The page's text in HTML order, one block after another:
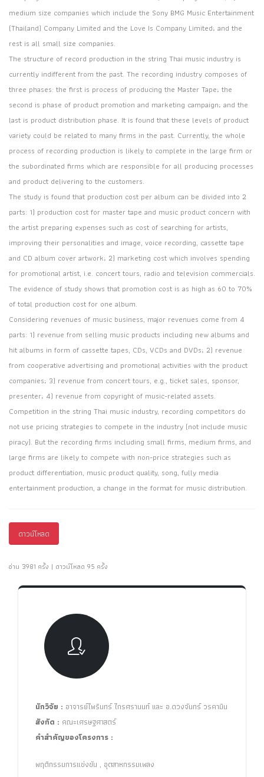
medium size companies which include the Sony BMG Music Entertainment
(Thailand) Company Limited and the Love Is Company Limited; and the
rest is all small size companies.
The structure of record production in the string Thai music industry is
currently indifferent from the past. The recording industry composes of
three phases: the first is process of producing the Master Tape; the
second is phase of product promotion and marketing campaign; and the
last is product distribution phase. It is found that these levels of product
variety could be related to many firms in the past. Currently, the whole
process of recording production is likely to complete in the large firm or
the subordinated firms which are responsible for all producing processes
and product delivering to the customers.
The study is found that production cost per album can be divided into 2
parts: 1) production cost for master tape and music product concern with
the artist preparing expenses such as cost of searching for artists,
improving their personalities and image, voice recording, cassette tape
and CD album cover artwork; 2) marketing cost which involves spending
for promotional artist, i.e. concert tours, radio and television commercials.
The evidence of study shows that promotion cost is as high as 60 to 70%
of total production cost for one album.
Considering revenues of music business, major revenues come from 4
parts: 1) revenue from selling music products including new albums and
hit albums in form of cassette tapes, CDs, VCDs and DVDs; 2) revenue
from cooperative advertising and promotional activities with the product
companies; 3) revenue from concert tours, e.g., ticket sales, sponsor,
presenter; 4) revenue from copyright of music-related assets.
Competition in the string Thai music industry, recording competitors do
not use pricing strategies to compete in the industry (not include music
piracy). But the recording firms including small firms, medium firms, and
large firms are likely to compete with non-price strategies such as
product differentiation, music product quality, song, fully media
entertainment production, a change in the format for music distribution.
ดาวน์โหลด
อ่าน 3981 ครั้ง | ดาวน์โหลด 95 ครั้ง
นักวิจัย : อาจารย์ไพรินทร์ ไกรศรานนท์ และ อ.ดวงจันทร์ วรคามิน
สังกัด : คณะเศรษฐศาสตร์
คำสำคัญของโครงการ :
พฤติกรรมการแข่งขัน , อุตสาหกรรมเพลง